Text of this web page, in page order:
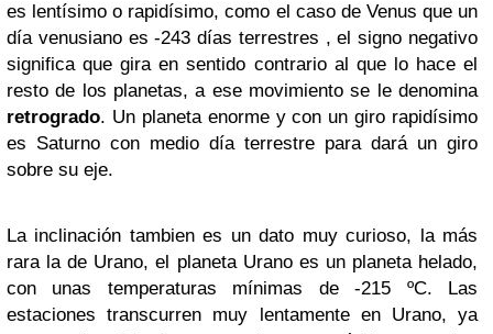
es lentísimo o rapidísimo, como el caso de Venus que un
día venusiano es -243 días terrestres , el signo negativo
significa que gira en sentido contrario al que lo hace el
resto de los planetas, a ese movimiento se le denomina
retrogrado. Un planeta enorme y con un giro rapidísimo
es Saturno con medio día terrestre para dará un giro
sobre su eje.
La inclinación tambien es un dato muy curioso, la más
rara la de Urano, el planeta Urano es un planeta helado,
con unas temperaturas mínimas de -215 ºC. Las
estaciones transcurren muy lentamente en Urano, ya